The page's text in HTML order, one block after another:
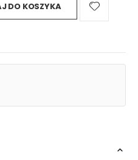
DO KOSZYKA